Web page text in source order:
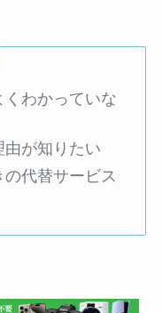
わかっていな
が知りたい
代替サービス